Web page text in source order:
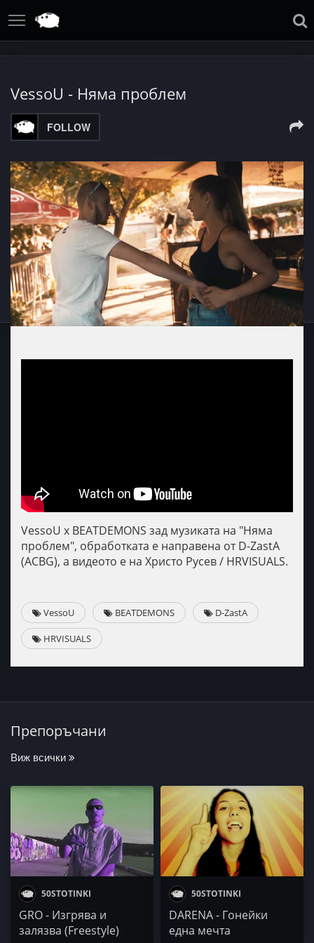
VessoU - Няма проблем
FOLLOW
VessoU x BEATDEMONS зад музиката на "Няма
проблем", обработката е направена от D-ZastA
(ACBG), а видеото е на Христо Русев / HRVISUALS.
VessoU BEATDEMONS D-ZastA
HRVISUALS
Препоръчани
Виж всички
50STOTINKI
GRO - Изгрява и
залязва (Freestyle)
50STOTINKI
DARENA - Гонейки
една мечта